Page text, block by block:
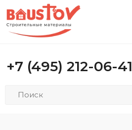
+7 (495) 212-06-41